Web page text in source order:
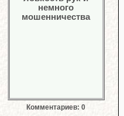
Комментариев: 0